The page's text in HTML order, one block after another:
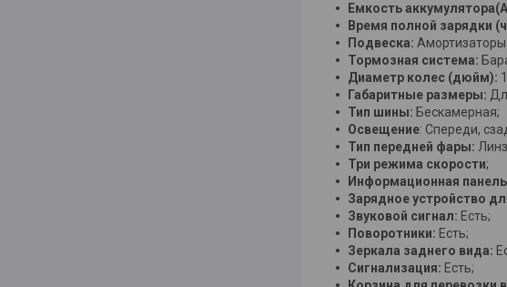
Емкость
Время полной зарядки
Подвеска:
Тормозная система:
Диаметр колес (дюйм):
Габаритные размеры:
Тип шины: Бескамерная;
Освещение: Спереди,
Тип передней фары:
Три режима скорости;
Информационная
Зарядное устройство
Звуковой сигнал: Есть;
Поворотники: Есть;
Зеркала заднего вида:
Сигнализация: Есть;